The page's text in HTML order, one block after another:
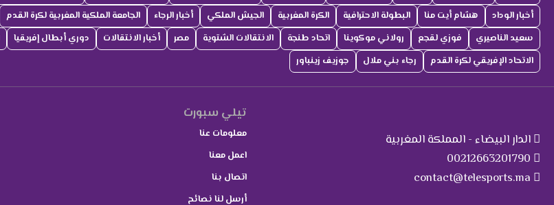
أخبار الوداد
هشام أيت منا البطولة الاحترافية الكرة المغربية الجيش الملكي أخبار الرجاء الجامعة الملكية المغربية لكرة القدم
سعيد الناصيري
فوزي لقجع رولاني موكوينا اتحاد طنجة الانتقالات الشتوية مصر أخبار الانتقالات دوري أبطال إفريقيا
الاتحاد الإفريقي لكرة القدم
رجاء بني ملال جوزيف زينباور
الدار البيضاء - المملكة المغربية
00212663201790
contact@telesports.ma
تيلي سبورت
معلومات عنا
اعمل معنا
اتصال بنا
أرسل لنا نصائح